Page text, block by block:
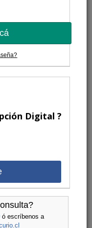
Digital ?
ó escríbenos a